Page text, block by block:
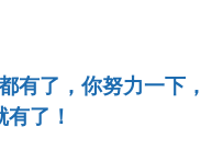
有了，你努力一下，
了！